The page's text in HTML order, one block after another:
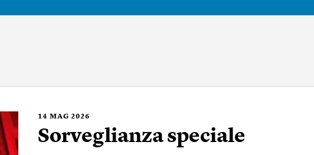
14 MAG 2026
Sorveglianza speciale